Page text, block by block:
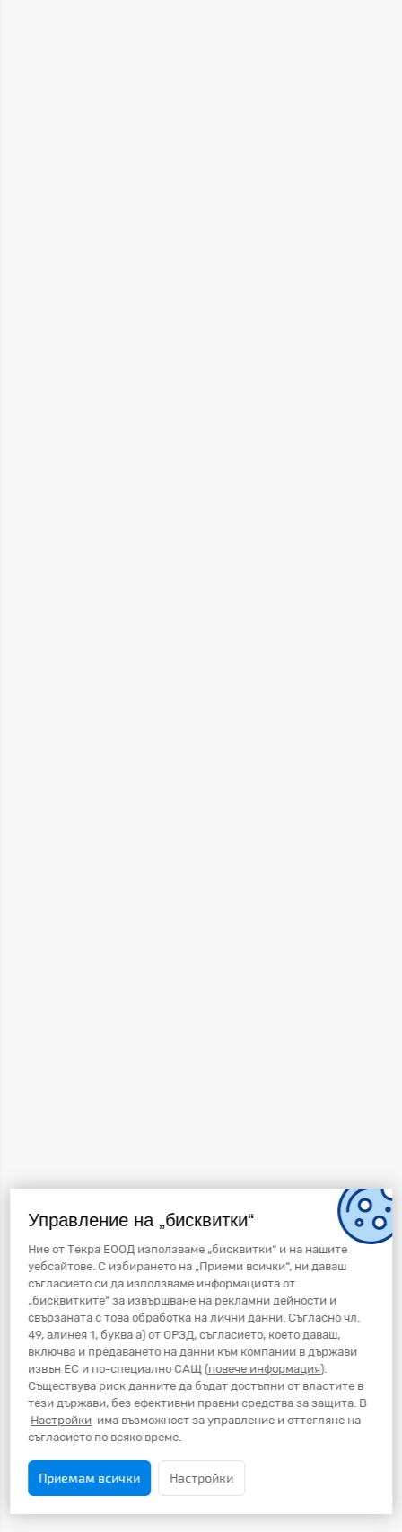
Управление на „бисквитки“
Ние от Текра ЕООД използваме „бисквитки“ и на нашите
уебсайтове. С избирането на „Приеми всички“, ни даваш
съгласието си да използваме информацията от
„бисквитките“ за извършване на рекламни дейности и
свързаната с това обработка на лични данни. Съгласно чл.
49, алинея 1, буква а) от ОРЗД, съгласието, което даваш,
включва и предаването на данни към компании в държави
извън ЕС и по-специално САЩ (повече информация).
Съществува риск данните да бъдат достъпни от властите в
тези държави, без ефективни правни средства за защита. В
Настройки има възможност за управление и оттегляне на
съгласието по всяко време.
Приемам всички Настройки